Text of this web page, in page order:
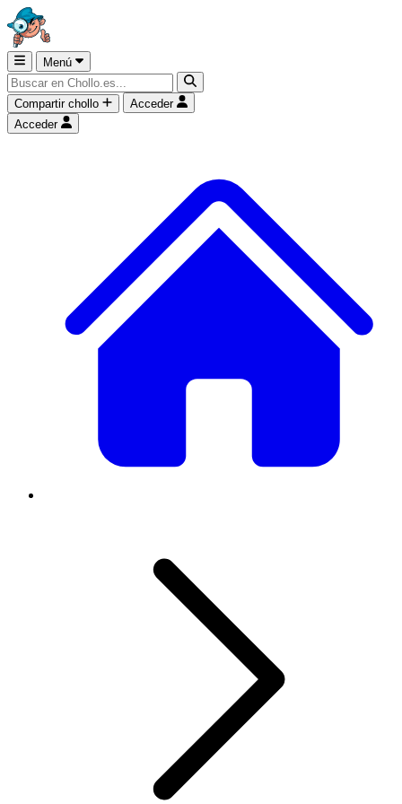
Menú
Compartir chollo
Acceder
Acceder